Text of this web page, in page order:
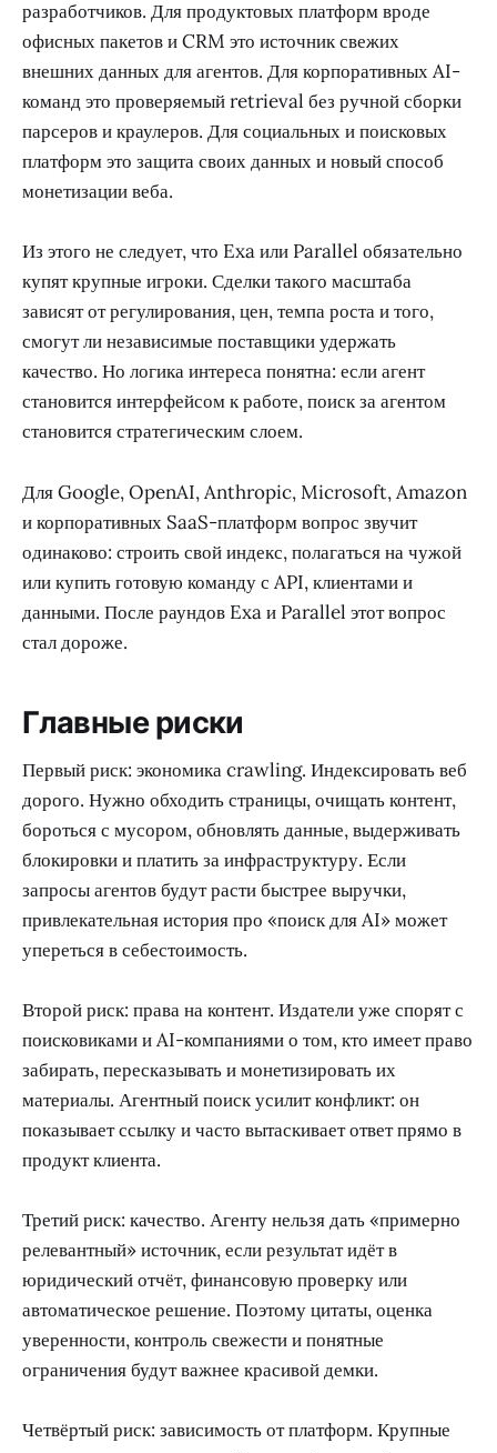
подходы будут пересекаться: любому research API
нужен сильный индекс, а любому индексу нужен
удобный способ превратить найденное в полезный
ответ.
Кому может понадобиться
Покупателями или стратегическими партнёрами здесь
могут быть несколько типов компаний. Облачным
платформам нужен поиск как часть стека для AI-
разработчиков. Для продуктовых платформ вроде
офисных пакетов и CRM это источник свежих
внешних данных для агентов. Для корпоративных AI-
команд это проверяемый retrieval без ручной сборки
платформ это защита своих данных и новый способ
монетизации веба.
Из этого не следует, что Exa или Parallel обязательно
купят крупные игроки. Сделки такого масштаба
зависят от регулирования, цен, темпа роста и того,
качество. Но логика интереса понятна: если агент
становится интерфейсом к работе, поиск за агентом
становится стратегическим слоем.
Для Google, OpenAI, Anthropic, Microsoft, Amazon
и корпоративных SaaS-платформ вопрос звучит
одинаково: строить свой индекс, полагаться на чужой
или купить готовую команду с API, клиентами и
данными. После раундов Exa и Parallel этот вопрос
Главные риски
Первый риск: экономика crawling. Индексировать веб
дорого. Нужно обходить страницы, очищать контент,
бороться с мусором, обновлять данные, выдерживать
запросы агентов будут расти быстрее выручки,
привлекательная история про «поиск для AI» может
упереться в себестоимость.
Второй риск: права на контент. Издатели уже спорят с
поисковиками и AI-компаниями о том, кто имеет право
материалы. Агентный поиск усилит конфликт: он